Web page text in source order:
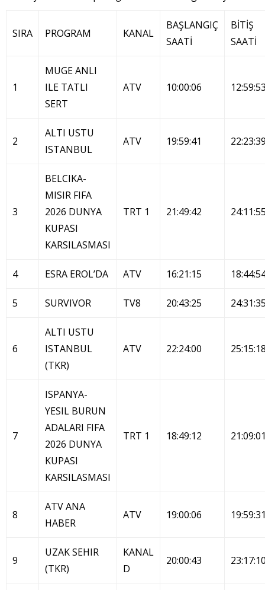
SIRA PROGRAM KANAL
BAŞLANGIÇ
SAATİ
BİTİŞ
SAATİ
1
MUGE ANLI
ILE TATLI
SERT
ATV 10:00:06
2
ALTI USTU
ISTANBUL
ATV 19:59:41
3
BELCIKA-
MISIR FIFA
2026 DUNYA
KUPASI
KARSILASMASI
TRT 1 21:49:42
4 ESRA EROL’DA ATV 16:21:15
5 SURVIVOR TV8 20:43:25
6
ALTI USTU
ISTANBUL
(TKR)
ATV 22:24:00
7
ISPANYA-
YESIL BURUN
ADALARI FIFA
2026 DUNYA
KUPASI
KARSILASMASI
TRT 1 18:49:12
8
ATV ANA
HABER
ATV 19:00:06
9
UZAK SEHIR
(TKR)
KANAL
D
20:00:43